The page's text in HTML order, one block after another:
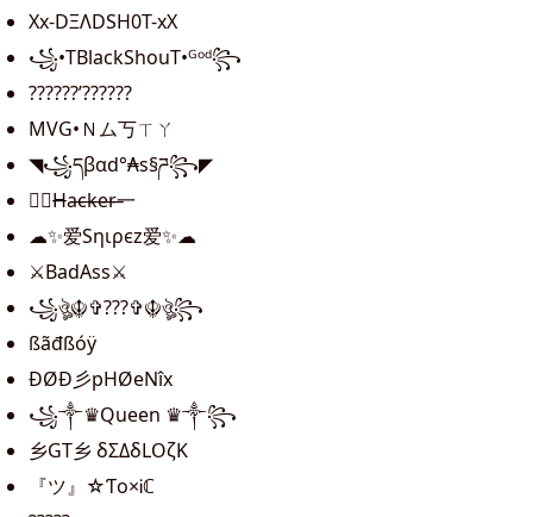
Xx-DΞΛDSH0T-xX
꧁•TBlackShouT•ᴳᵒᵈ꧂
??????’??????
MVG•Ｎム丂ㄒㄚ
◥꧁དβαd°₳s§ཌ꧂◤
㊙H̶a̶c̶k̶e̶r̶一
☁✨爱Sηιρєz爱✨☁
⚔️BadAss⚔️
꧁ঔৣ☬✞???✞☬ঔৣ꧂
ßãđßóÿ
ĐØĐ彡pHØeNîx
꧁༒♛Queen ♛༒꧂
乡GT乡 δΣΔδLΟζK
『ツ』☆Ƭo×Ꭵℂ